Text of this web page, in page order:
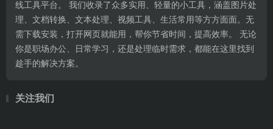
线工具平台。 我们收录了众多实用、轻量的小工具，涵盖图片处
理、文档转换、文本处理、视频工具、生活常用等方方面面。无
需下载安装，打开网页就能用，帮你节省时间，提高效率。 无论
你是职场办公、日常学习，还是处理临时需求，都能在这里找到
趁手的解决方案。
关注我们